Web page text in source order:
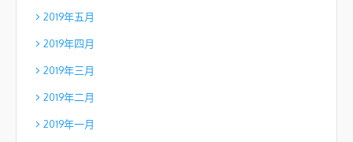
2019年五月
2019年四月
2019年三月
2019年二月
2019年一月